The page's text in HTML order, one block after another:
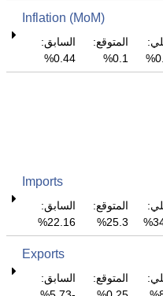
Inflation (MoM)
المتوقع:
0.1%
السابق:
0.44%
Imports
المتوقع:
25.3%
السابق:
22.16%
Exports
المتوقع:
السابق: